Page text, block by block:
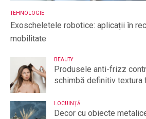
TEHNOLOGIE
Exoscheletele robotice: aplicații în
mobilitate
BEAUTY
Produsele anti-frizz
schimbă definitiv textura
LOCUINȚĂ
Decor cu obiecte